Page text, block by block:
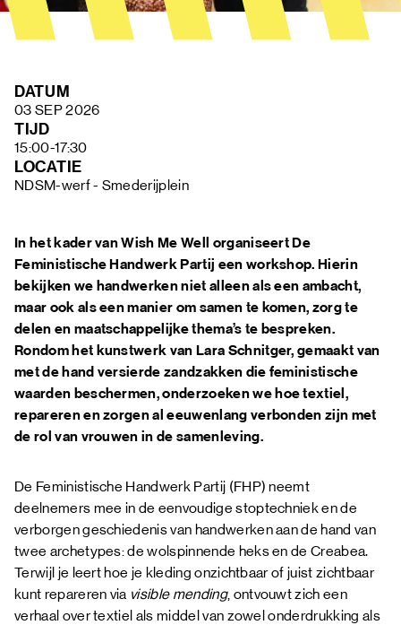
DATUM
03 SEP 2026
TIJD
15:00-17:30
LOCATIE
NDSM-werf - Smederijplein
In het kader van Wish Me Well organiseert De
Feministische Handwerk Partij een workshop. Hierin
bekijken we handwerken niet alleen als een ambacht,
maar ook als een manier om samen te komen, zorg te
delen en maatschappelijke thema’s te bespreken.
Rondom het kunstwerk van Lara Schnitger, gemaakt van
met de hand versierde zandzakken die feministische
waarden beschermen, onderzoeken we hoe textiel,
repareren en zorgen al eeuwenlang verbonden zijn met
de rol van vrouwen in de samenleving.
De Feministische Handwerk Partij (FHP) neemt
deelnemers mee in de eenvoudige stoptechniek en de
verborgen geschiedenis van handwerken aan de hand van
twee archetypes: de wolspinnende heks en de Creabea.
Terwijl je leert hoe je kleding onzichtbaar of juist zichtbaar
kunt repareren via visible mending, ontvouwt zich een
verhaal over textiel als middel van zowel onderdrukking als